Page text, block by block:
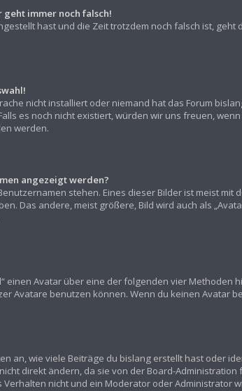
immer noch falsch!
hast und die Zeit trotzdem noch falsch ist,
nicht installiert oder niemand hat das Forum
es noch nicht existiert, würden wir uns freuen,
werden.
angezeigt werden?
stehen. Eines dieser Bilder ist meist
Das andere, meist größere, Bild wird auch als
einen Avatar über eine der folgenden vier Methoden
Avatare benutzen können. Wenn du keinen Avatar
an, wie viele Beiträge du bislang erstellt hast oder
direkt ändern, da sie von der Board-
nicht und ein Moderator oder Administrator